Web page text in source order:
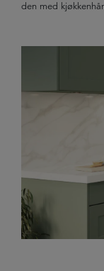
den med